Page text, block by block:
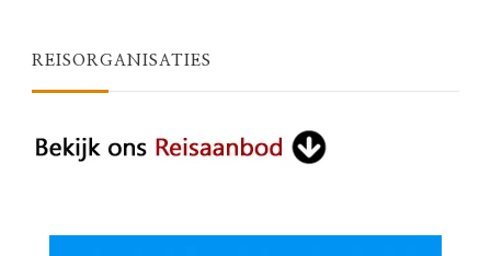
REISORGANISATIES